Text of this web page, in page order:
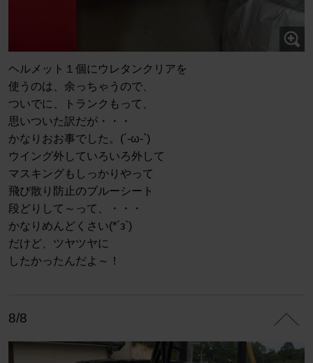
ヘルメット１個にウレタンクリアを
使うのは、余っちゃうので、
ついでに、トランクもって、
思いついた訳だが・・・
かなりおお事でした。(´-ω-`)
ウイング外していろいろ外して
マスキングもしっかりやって
飛び散り防止のブルーシート
段どりして～って、・・・
かなりめんどくさい(*´з`)
だけど、ツヤツヤに
したかったんだよ～！
8/8